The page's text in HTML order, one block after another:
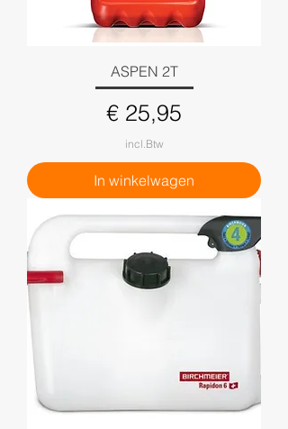
ASPEN 2T
Prijs
€ 25,95
incl.Btw
In winkelwagen